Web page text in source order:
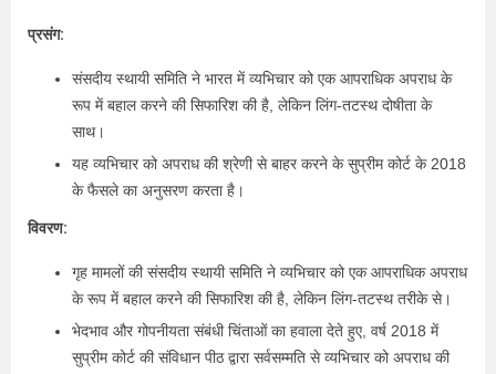
प्रसंग:
संसदीय स्थायी समिति ने भारत में व्यभिचार को एक आपराधिक अपराध के
रूप में बहाल करने की सिफारिश की है, लेकिन लिंग-तटस्थ दोषीता के
साथ।
यह व्यभिचार को अपराध की श्रेणी से बाहर करने के सुप्रीम कोर्ट के 2018
के फैसले का अनुसरण करता है।
विवरण:
गृह मामलों की संसदीय स्थायी समिति ने व्यभिचार को एक आपराधिक अपराध
के रूप में बहाल करने की सिफारिश की है, लेकिन लिंग-तटस्थ तरीके से।
भेदभाव और गोपनीयता संबंधी चिंताओं का हवाला देते हुए, वर्ष 2018 में
सुप्रीम कोर्ट की संविधान पीठ द्वारा सर्वसम्मति से व्यभिचार को अपराध की